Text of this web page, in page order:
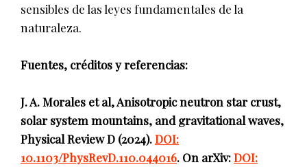
sensibles de las leyes fundamentales de la
naturaleza.
Fuentes, créditos y referencias:
J. A. Morales et al, Anisotropic neutron star crust,
solar system mountains, and gravitational waves,
Physical Review D (2024).DOI:
10.1103/PhysRevD.110.044016. On arXiv:DOI: